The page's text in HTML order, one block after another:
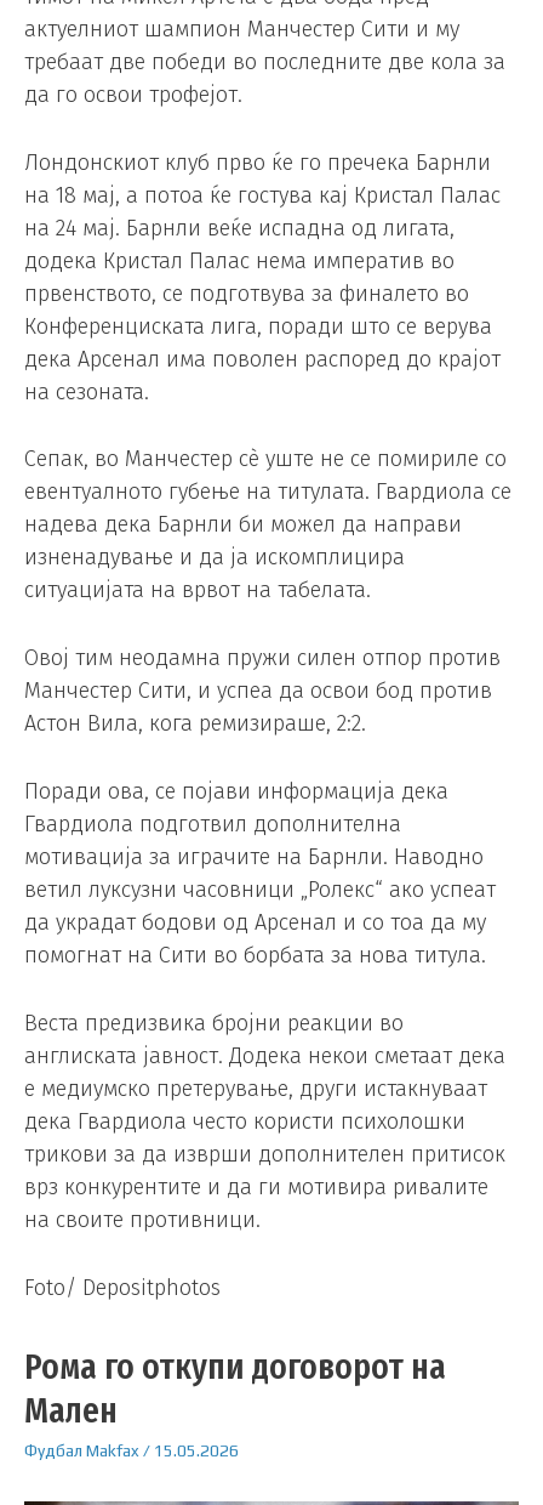
актуелниот шампион Манчестер Сити и му
требаат две победи во последните две кола за
да го освои трофејот.
Лондонскиот клуб прво ќе го пречека Барнли
на 18 мај, а потоа ќе гостува кај Кристал Палас
на 24 мај. Барнли веќе испадна од лигата,
додека Кристал Палас нема императив во
првенството, се подготвува за финалето во
Конференциската лига, поради што се верува
дека Арсенал има поволен распоред до крајот
на сезоната.
Сепак, во Манчестер сè уште не се помириле со
евентуалното губење на титулата. Гвардиола се
надева дека Барнли би можел да направи
изненадување и да ја искомплицира
ситуацијата на врвот на табелата.
Овој тим неодамна пружи силен отпор против
Манчестер Сити, и успеа да освои бод против
Астон Вила, кога ремизираше, 2:2.
Поради ова, се појави информација дека
Гвардиола подготвил дополнителна
мотивација за играчите на Барнли. Наводно
ветил луксузни часовници „Ролекс“ ако успеат
да украдат бодови од Арсенал и со тоа да му
помогнат на Сити во борбата за нова титула.
Веста предизвика бројни реакции во
англиската јавност. Додека некои сметаат дека
е медиумско претерување, други истакнуваат
дека Гвардиола често користи психолошки
трикови за да изврши дополнителен притисок
врз конкурентите и да ги мотивира ривалите
на своите противници.
Foto/ Depositphotos
Рома го откупи договорот на
Мален
Фудбал Makfax / 15.05.2026